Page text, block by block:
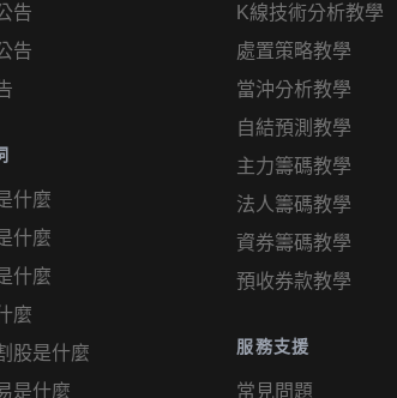
告
告
什麼
什麼
什麼
麼
股是什麼
是什麼
K線技術分析教學
處置策略教學
當沖分析教學
自結預測教學
主力籌碼教學
法人籌碼教學
資券籌碼教學
預收券款教學
服務支援
常見問題